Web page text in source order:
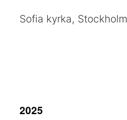
Sofia kyrka, Stockholm
2025